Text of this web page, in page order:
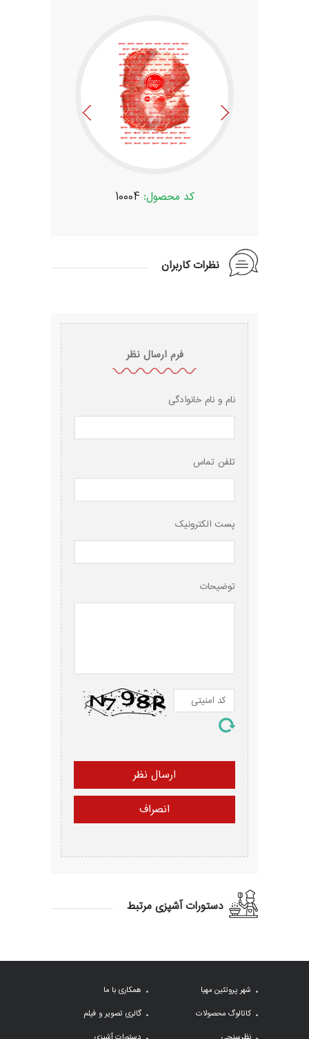
کد محصول: 10004
نظرات کاربران
فرم ارسال نظر
نام و نام خانوادگی
تلفن تماس
پست الکترونیک
توضیحات
دستورات آشپزی مرتبط
شهر پروتئین مهیا
کاتالوگ محصولات
همکاری با ما
گالری تصویر و فیلم